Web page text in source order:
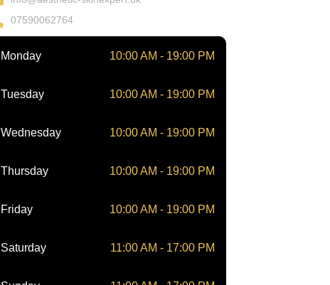
07590062764
Monday 10:00 AM - 19:00 PM
Tuesday 10:00 AM - 19:00 PM
Wednesday 10:00 AM - 19:00 PM
Thursday 10:00 AM - 19:00 PM
Friday 10:00 AM - 19:00 PM
Saturday 11:00 AM - 17:00 PM